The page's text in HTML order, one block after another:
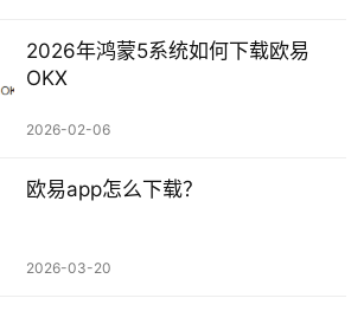
2026年鸿蒙5系统如何下载欧易
OKX
2026-02-06
欧易app怎么下载？
2026-03-20